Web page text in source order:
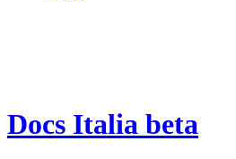
Docs Italia beta